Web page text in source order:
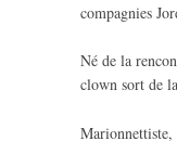
compagnies
Né de la
clown sort de
Marionnettiste,